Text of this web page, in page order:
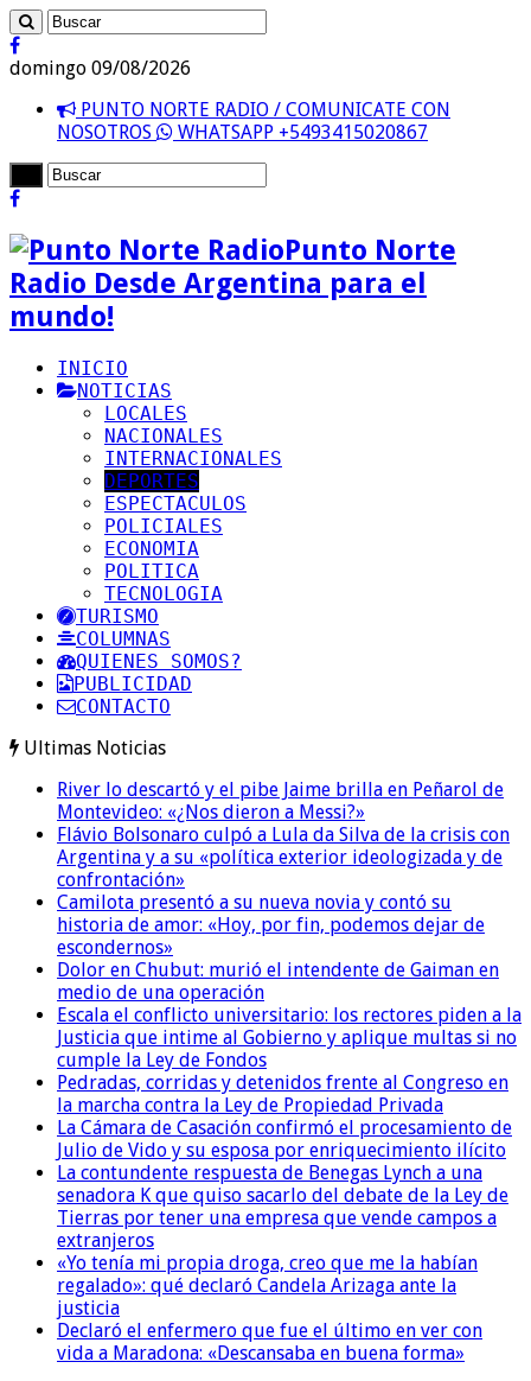
domingo 09/08/2026
PUNTO NORTE RADIO / COMUNICATE CON
NOSOTROS
WHATSAPP +5493415020867
Punto Norte
Radio Desde Argentina para el
mundo!
INICIO
NOTICIAS
LOCALES
NACIONALES
INTERNACIONALES
DEPORTES
ESPECTACULOS
POLICIALES
ECONOMIA
POLITICA
TECNOLOGIA
TURISMO
COLUMNAS
QUIENES SOMOS?
PUBLICIDAD
CONTACTO
Ultimas Noticias
River lo descartó y el pibe Jaime brilla en Peñarol de
Montevideo: «¿Nos dieron a Messi?»
Flávio Bolsonaro culpó a Lula da Silva de la crisis con
Argentina y a su «política exterior ideologizada y de
confrontación»
Camilota presentó a su nueva novia y contó su
historia de amor: «Hoy, por fin, podemos dejar de
escondernos»
Dolor en Chubut: murió el intendente de Gaiman en
medio de una operación
Escala el conflicto universitario: los rectores piden a la
Justicia que intime al Gobierno y aplique multas si no
cumple la Ley de Fondos
Pedradas, corridas y detenidos frente al Congreso en
la marcha contra la Ley de Propiedad Privada
La Cámara de Casación confirmó el procesamiento de
Julio de Vido y su esposa por enriquecimiento ilícito
La contundente respuesta de Benegas Lynch a una
senadora K que quiso sacarlo del debate de la Ley de
Tierras por tener una empresa que vende campos a
extranjeros
«Yo tenía mi propia droga, creo que me la habían
regalado»: qué declaró Candela Arizaga ante la
justicia
Declaró el enfermero que fue el último en ver con
vida a Maradona: «Descansaba en buena forma»